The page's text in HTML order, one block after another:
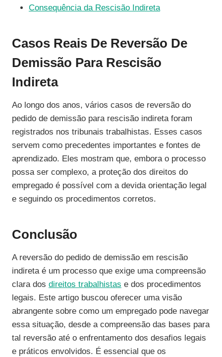
Consequência da Rescisão Indireta
Casos Reais De Reversão De
Demissão Para Rescisão
Indireta
Ao longo dos anos, vários casos de reversão do
pedido de demissão para rescisão indireta foram
registrados nos tribunais trabalhistas. Esses casos
servem como precedentes importantes e fontes de
aprendizado. Eles mostram que, embora o processo
possa ser complexo, a proteção dos direitos do
empregado é possível com a devida orientação legal
e seguindo os procedimentos corretos.
Conclusão
A reversão do pedido de demissão em rescisão
indireta é um processo que exige uma compreensão
clara dos direitos trabalhistas e dos procedimentos
legais. Este artigo buscou oferecer uma visão
abrangente sobre como um empregado pode navegar
essa situação, desde a compreensão das bases para
tal reversão até o enfrentamento dos desafios legais
e práticos envolvidos. É essencial que os